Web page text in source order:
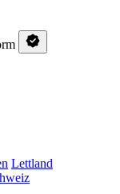
Lettland